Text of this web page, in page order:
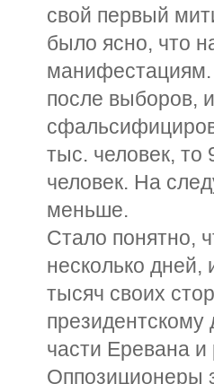
свой первый
было ясно, что
манифестациям.
после выборов,
тыс. человек, то
человек. На
меньше.
Стало понятно,
несколько дней,
тысяч своих
части Еревана
Оппозиционеры